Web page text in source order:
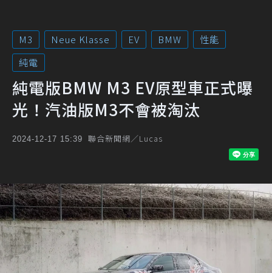
M3 Neue Klasse EV BMW
性能
純電
純電版BMW M3 EV原型車正式曝
光！汽油版M3不會被淘汰
2024-12-17 15:39 聯合新聞網／Lucas